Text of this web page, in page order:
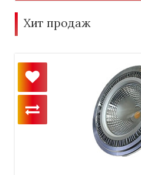
Хит продаж